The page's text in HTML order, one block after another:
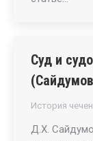
Суд и
История
Д.Х.